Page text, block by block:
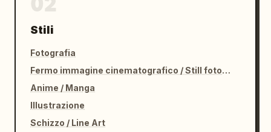
Stili
Fotografia
Fermo immagine cinematografico / Still fotografico
Anime / Manga
Illustrazione
Schizzo / Line Art